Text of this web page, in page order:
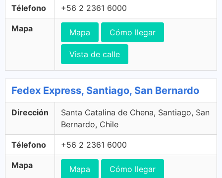
Télefono +56 2 2361 6000
Mapa Mapa Cómo llegar
Vista de calle
Fedex Express, Santiago, San Bernardo
Dirección
Santa Catalina de Chena, Santiago, San
Bernardo, Chile
Télefono +56 2 2361 6000
Mapa Mapa Cómo llegar